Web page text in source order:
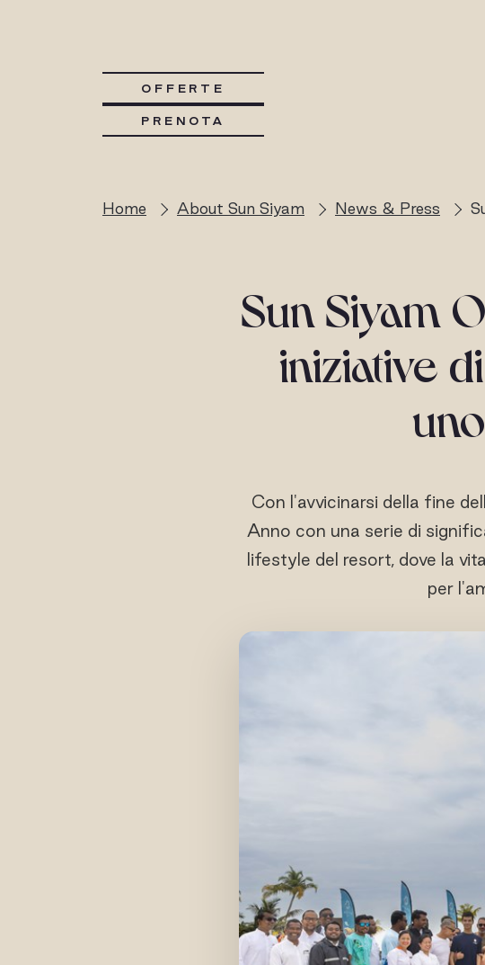
OFFERTE
PRENOTA
Home About Sun Siyam News & Press
Sun Siyam
iniziative
Con l'avvicinarsi della fine
Anno con una serie di
lifestyle del resort, dove la
per